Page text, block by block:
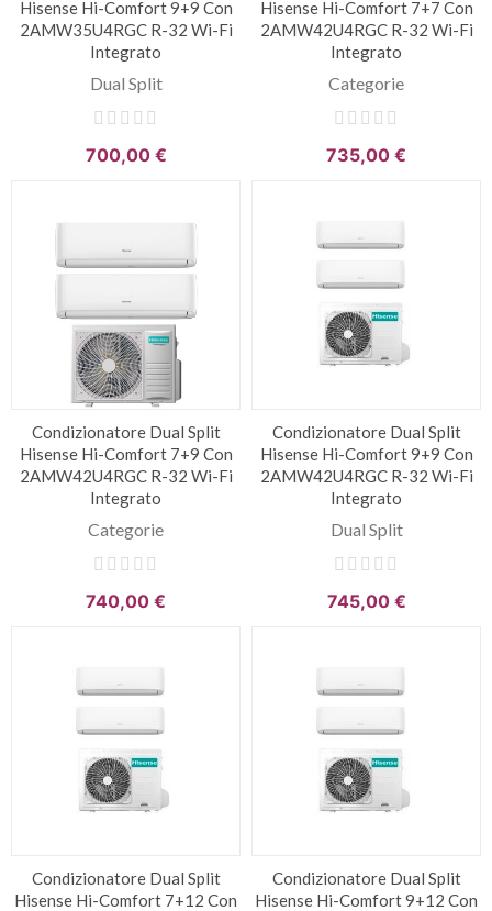
Hisense Hi-Comfort 9+9 Con
2AMW35U4RGC R-32 Wi-Fi
Integrato
Dual Split
700,00 €
Hisense Hi-Comfort 7+7 Con
2AMW42U4RGC R-32 Wi-Fi
Integrato
Categorie
735,00 €
Condizionatore Dual Split
Hisense Hi-Comfort 7+9 Con
2AMW42U4RGC R-32 Wi-Fi
Integrato
Categorie
740,00 €
Condizionatore Dual Split
Hisense Hi-Comfort 9+9 Con
2AMW42U4RGC R-32 Wi-Fi
Integrato
Dual Split
745,00 €
Condizionatore Dual Split
Hisense Hi-Comfort 7+12 Con
Condizionatore Dual Split
Hisense Hi-Comfort 9+12 Con